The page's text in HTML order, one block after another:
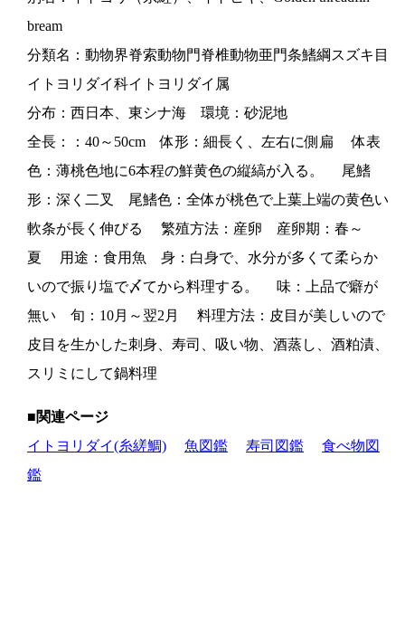
bream
分類名：動物界脊索動物門脊椎動物亜門条鰭綱スズキ目
イトヨリダイ科イトヨリダイ属
分布：西日本、東シナ海 環境：砂泥地
全長：：40～50cm 体形：細長く、左右に側扁 体表
色：薄桃色地に6本程の鮮黄色の縦縞が入る。 尾鰭
形：深く二叉 尾鰭色：全体が桃色で上葉上端の黄色い
軟条が長く伸びる 繁殖方法：産卵 産卵期：春～
夏 用途：食用魚 身：白身で、水分が多くて柔らか
いので振り塩で〆てから料理する。 味：上品で癖が
無い 旬：10月～翌2月 料理方法：皮目が美しいので
皮目を生かした刺身、寿司、吸い物、酒蒸し、酒粕漬、
スリミにして鍋料理
■関連ページ
イトヨリダイ(糸縒鯛)
魚図鑑 寿司図鑑
食べ物図
鑑